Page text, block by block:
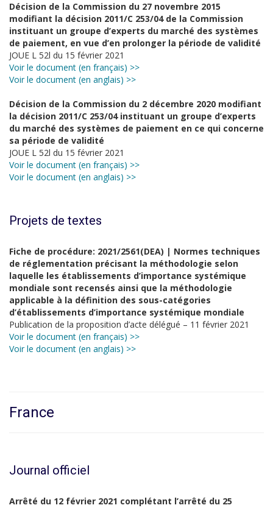
Décision de la Commission du 27 novembre 2015
modifiant la décision 2011/C 253/04 de la Commission
instituant un groupe d’experts du marché des systèmes
de paiement, en vue d’en prolonger la période de validité
JOUE L 52l du 15 février 2021
Voir le document (en français) >>
Voir le document (en anglais) >>
Décision de la Commission du 2 décembre 2020 modifiant
la décision 2011/C 253/04 instituant un groupe d’experts
du marché des systèmes de paiement en ce qui concerne
sa période de validité
JOUE L 52l du 15 février 2021
Voir le document (en français) >>
Voir le document (en anglais) >>
Projets de textes
Fiche de procédure: 2021/2561(DEA) | Normes techniques
de réglementation précisant la méthodologie selon
laquelle les établissements d’importance systémique
mondiale sont recensés ainsi que la méthodologie
applicable à la définition des sous-catégories
d’établissements d’importance systémique mondiale
Publication de la proposition d’acte délégué – 11 février 2021
Voir le document (en français) >>
Voir le document (en anglais) >>
France
Journal officiel
Arrêté du 12 février 2021 complétant l’arrêté du 25